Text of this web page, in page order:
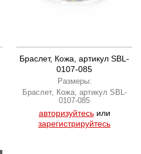
Браслет, Кожа, артикул SBL-
0107-085
Размеры:
Браслет, Кожа, артикул SBL-
0107-085
авторизуйтесьили
зарегистрируйтесь